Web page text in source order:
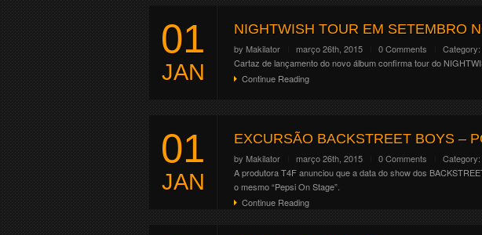
01
JAN
NIGHTWISH TOUR EM SETEMBRO
by Makilator março 26th, 2015 0 Comments Category:
Cartaz de lançamento do novo álbum confirma tour do
Continue Reading
01
JAN
EXCURSÃO BACKSTREET BOYS –
by Makilator março 26th, 2015 0 Comments Category:
A produtora T4F anunciou que a data do show dos
o mesmo “Pepsi On Stage”.
Continue Reading